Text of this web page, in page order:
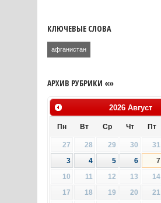
КЛЮЧЕВЫЕ СЛОВА
афганистан
АРХИВ РУБРИКИ «»
2026 Август
Пн Вт Ср Чт Пт
27 28 29 30 31
3
4 5 6 7
10
11 12 13 14
17
18 19 20 21